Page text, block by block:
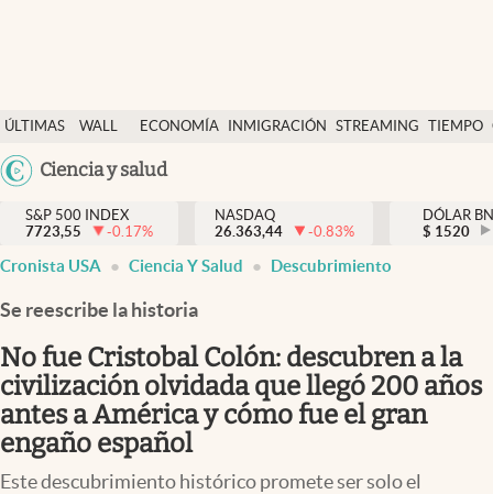
ÚLTIMAS
NOTICIAS
WALL
DÓLAR
ECONOMÍA INMIGRACIÓN STREAMING TIEMPO
México
Ciencia y salud
Finanzas y economía
Wall Street y dólar
Inmigración
Espiritual
Streaming
PC y mobile
S&P 500 INDEX
7723,55
-0.17%
NASDAQ
26.363,44
-0.83%
DÓLAR
$ 1520
Cronista USA Ciencia Y Salud Descubrimiento
Se reescribe la historia
No fue Cristobal Colón: descubren a la
civilización olvidada que llegó 200 años
antes a América y cómo fue el gran
engaño español
Este descubrimiento histórico promete ser solo el